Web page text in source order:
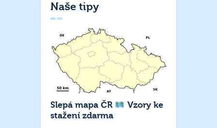
Naše tipy
Slepá mapa ČR
Vzory ke
stažení zdarma